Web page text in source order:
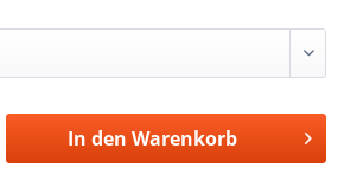
In den Warenkorb